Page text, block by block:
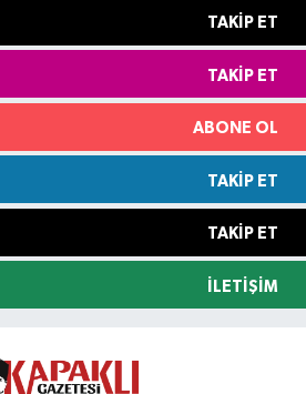
TAKIP ET
TAKIP ET
ABONE OL
TAKIP ET
TAKIP ET
İLETIŞIM